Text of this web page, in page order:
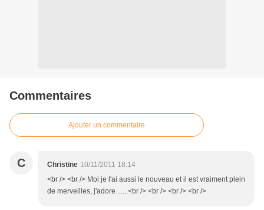
Commentaires
Ajouter un commentaire
C Christine 10/11/2011 18:14
<br /> <br /> Moi je l'ai aussi le nouveau et il est vraiment plein
de merveilles, j'adore ......<br /> <br /> <br /> <br />